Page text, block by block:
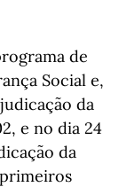
de
Social e,
da
e no dia 24
da